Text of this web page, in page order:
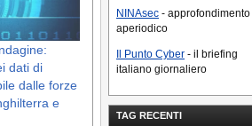
dati di
dalle forze
e
NINAsec - approfondimento
aperiodico
Il Punto Cyber - il briefing
italiano giornaliero
TAG RECENTI